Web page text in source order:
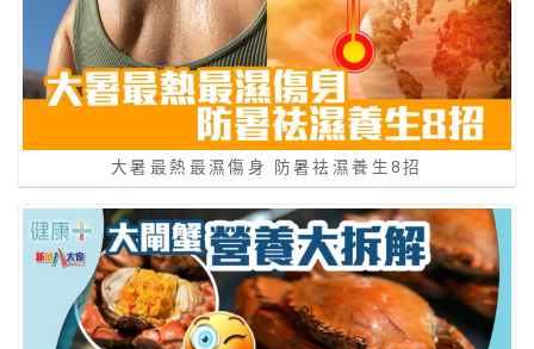
大暑最熱最濕傷身 防暑祛濕養生8招